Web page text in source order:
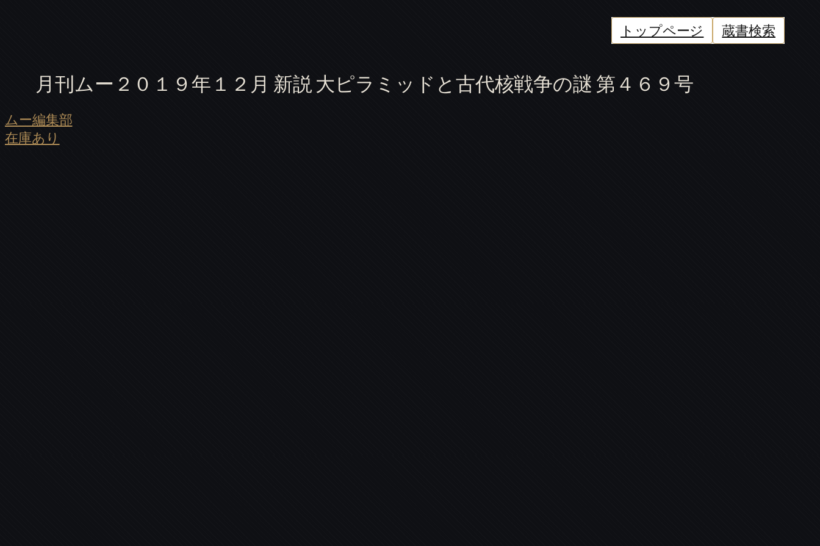
トップページ 蔵書検索
月刊ムー２０１９年１２月 新説 大ピラミッドと古代核戦争の謎 第４６９号
ムー編集部
在庫あり